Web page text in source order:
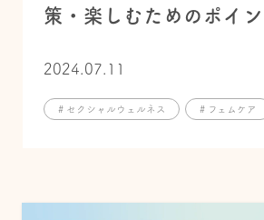
策・楽しむためのポイ
2024.07.11
# セクシャルウェルネス # フェムケア